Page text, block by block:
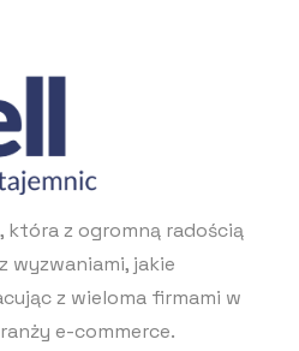
która z ogromną radością
wyzwaniami, jakie
z wieloma firmami w
e-commerce.